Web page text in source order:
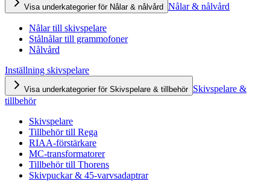
Visa underkategorier för Nålar & nålvård Nålar & nålvård
Nålar till skivspelare
Stålnålar till grammofoner
Nålvård
Inställning skivspelare
Visa underkategorier för Skivspelare & tillbehör Skivspelare &
tillbehör
Skivspelare
Tillbehör till Rega
RIAA-förstärkare
MC-transformatorer
Tillbehör till Thorens
Skivpuckar & 45-varvsadaptrar